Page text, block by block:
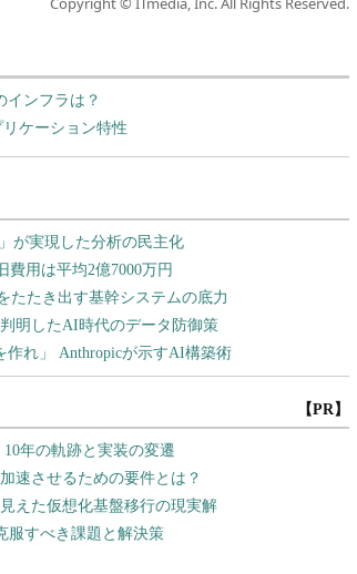
インフラは？
ケーション特性
【PR】
年の軌跡と実装の変遷
速させるための要件とは？
えた仮想化基盤移行の現実解
服すべき課題と解決策